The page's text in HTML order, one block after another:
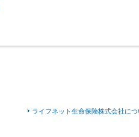
ライフネット生命保険株式会社に